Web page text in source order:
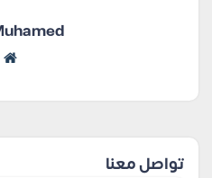
تواصل معنا